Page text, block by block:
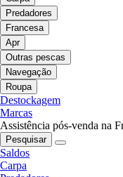
Predadores
Francesa
Apr
Outras pescas
Navegação
Roupa
Destockagem
Marcas
Assistência pós-venda na
Pesquisar
Saldos
Carpa